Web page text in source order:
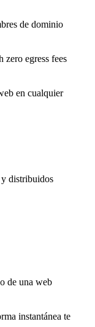
de dominio
zero egress fees
en cualquier
distribuidos
de una web
instantánea te